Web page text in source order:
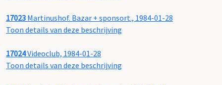
17023 Martinushof. Bazar + sponsort., 1984-01-28
Toon details van deze beschrijving
17024Videoclub, 1984-01-28
Toon details van deze beschrijving